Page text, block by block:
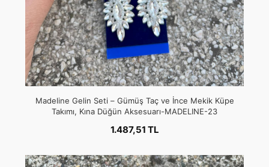
Madeline Gelin Seti – Gümüş Taç ve İnce Mekik Küpe
Takımı, Kına Düğün Aksesuarı-MADELINE-23
1.487,51 TL